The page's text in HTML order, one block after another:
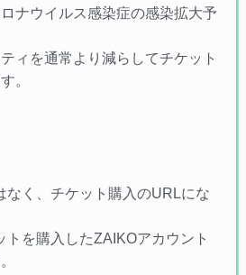
ナウイルス感染症の感染拡大予
を通常より減らしてチケット
。
なく、チケット購入のURLにな
を購入したZAIKOアカウント